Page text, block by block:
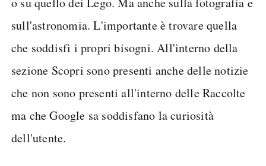
sull'astronomia. L'importante è trovare quella
che soddisfi i propri bisogni. All'interno della
sezione Scopri sono presenti anche delle notizie
che non sono presenti all'interno delle Raccolte
ma che Google sa soddisfano la curiosità
dell'utente.